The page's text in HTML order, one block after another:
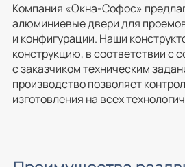
Компания «Окна-Софос»
алюминиевые двери для
и конфигурации. Наши
конструкцию, в соответствии с
с заказчиком техническим
производство позволяет
изготовления на всех